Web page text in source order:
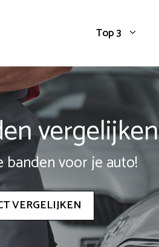
Top 3
vergelijken
banden voor je auto!
VERGELIJKEN